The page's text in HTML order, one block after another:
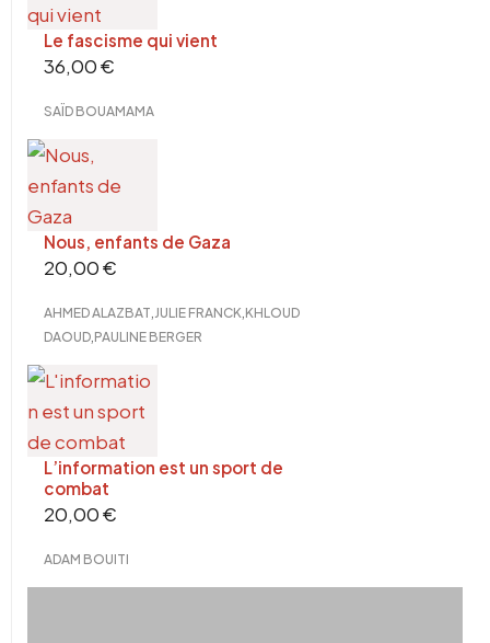
Le fascisme qui vient
36,00€
SAÏD BOUAMAMA
Nous, enfants de Gaza
20,00€
AHMED ALAZBAT JULIE FRANCK KHLOUD
DAOUD PAULINE BERGER
L’information est un sport de
combat
20,00€
ADAM BOUITI